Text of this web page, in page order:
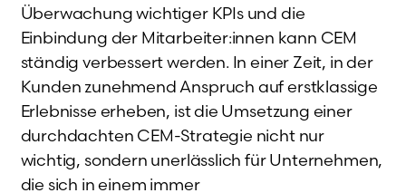
Überwachung wichtiger KPIs und die
Einbindung der Mitarbeiter:innen kann CEM
ständig verbessert werden. In einer Zeit, in der
Kunden zunehmend Anspruch auf erstklassige
Erlebnisse erheben, ist die Umsetzung einer
durchdachten CEM-Strategie nicht nur
wichtig, sondern unerlässlich für Unternehmen,
die sich in einem immer